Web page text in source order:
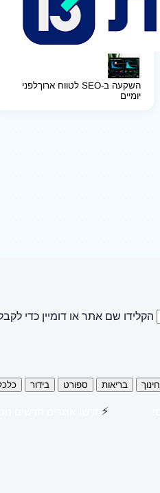
השקעה ב-SEO לטווח ארוך
לפני
יומיים
הקלידו שם אתר או דומיין כדי
חינוך בריאות ספורט בידור
⚡